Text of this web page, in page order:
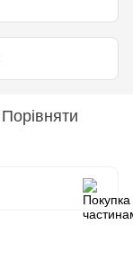
Порівняти